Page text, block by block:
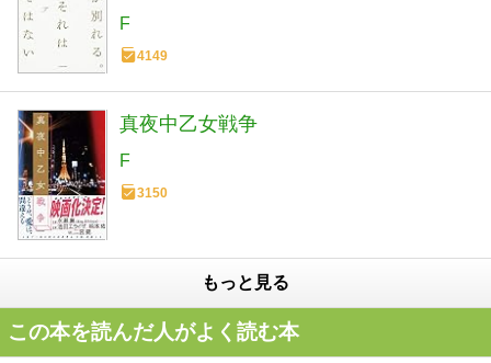
F
4149
真夜中乙女戦争
F
3150
もっと見る
この本を読んだ人がよく読む本